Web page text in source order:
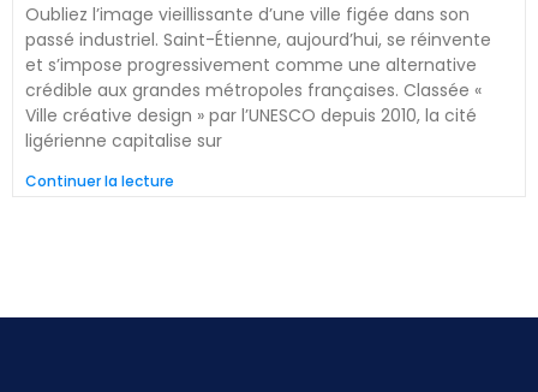
Oubliez l’image vieillissante d’une ville figée dans son
passé industriel. Saint-Étienne, aujourd’hui, se réinvente
et s’impose progressivement comme une alternative
crédible aux grandes métropoles françaises. Classée «
Ville créative design » par l’UNESCO depuis 2010, la cité
ligérienne capitalise sur
Continuer la lecture